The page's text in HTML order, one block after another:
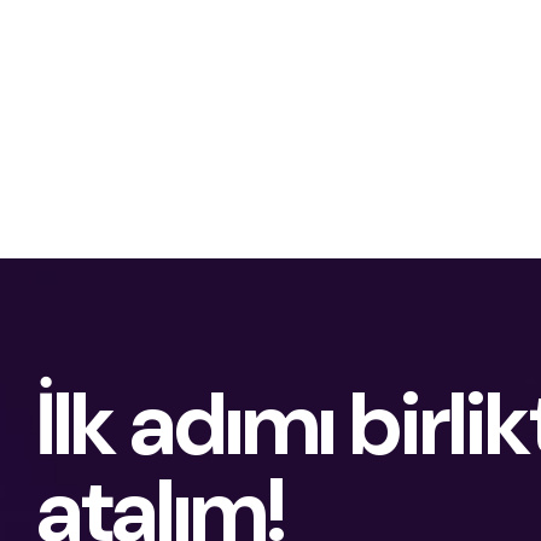
İlk adımı
atalım!